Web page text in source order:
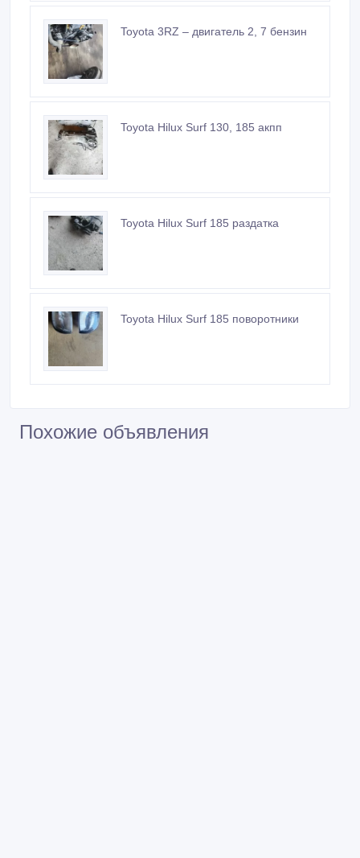
Toyota 3RZ – двигатель 2, 7 бензин
Toyota Hilux Surf 130, 185 акпп
Toyota Hilux Surf 185 раздатка
Toyota Hilux Surf 185 поворотники
Похожие объявления